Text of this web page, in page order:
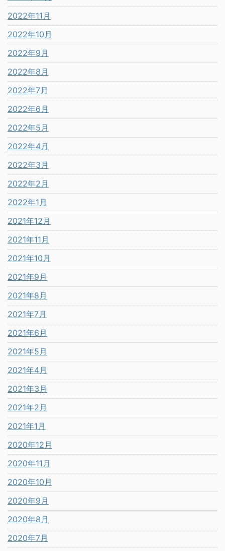
2022年11月
2022年10月
2022年9月
2022年8月
2022年7月
2022年6月
2022年5月
2022年4月
2022年3月
2022年2月
2022年1月
2021年12月
2021年11月
2021年10月
2021年9月
2021年8月
2021年7月
2021年6月
2021年5月
2021年4月
2021年3月
2021年2月
2021年1月
2020年12月
2020年11月
2020年10月
2020年9月
2020年8月
2020年7月